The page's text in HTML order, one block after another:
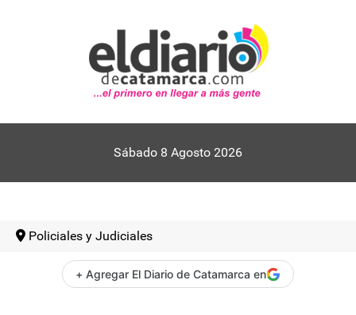
Sábado 8 Agosto 2026
Policiales y Judiciales
+ Agregar El Diario de Catamarca en